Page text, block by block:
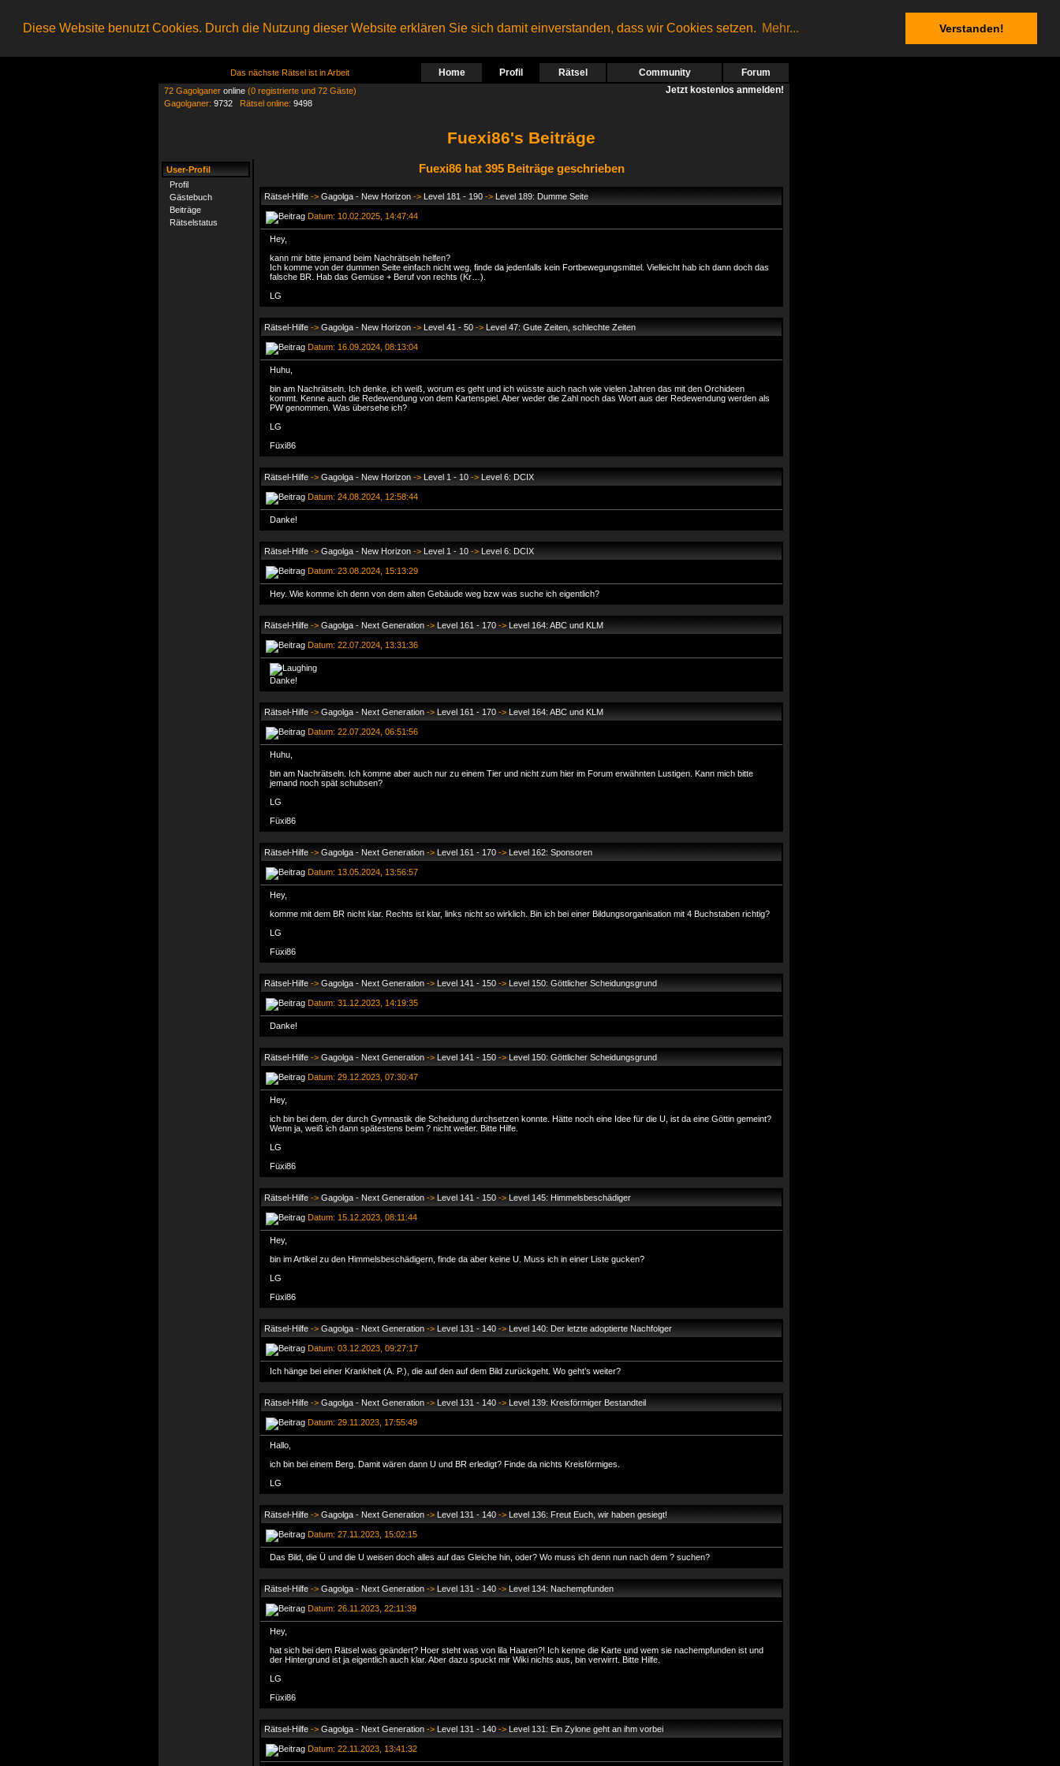
Diese Website benutzt Cookies. Durch die Nutzung dieser Website erklären Sie sich damit einverstanden, dass wir Cookies setzen. Mehr... Verstanden!
Das nächste Rätsel ist in Arbeit Home Profil Rätsel Community Forum
72 Gagolganer online (0 registrierte und 72 Gäste)
Gagolganer: 9732 Rätsel online: 9498
Jetzt kostenlos anmelden!
Fuexi86's Beiträge
User-Profil
Profil
Gästebuch
Beiträge
Rätselstatus
Fuexi86 hat 395 Beiträge geschrieben
Rätsel-Hilfe -> Gagolga - New Horizon -> Level 181 - 190 -> Level 189: Dumme Seite
Datum: 10.02.2025, 14:47:44
Hey,
kann mir bitte jemand beim Nachrätseln helfen?
Ich komme von der dummen Seite einfach nicht weg, finde da jedenfalls kein Fortbewegungsmittel. Vielleicht hab ich dann doch das
falsche BR. Hab das Gemüse + Beruf von rechts (Kr…).
LG
Rätsel-Hilfe -> Gagolga - New Horizon -> Level 41 - 50 -> Level 47: Gute Zeiten, schlechte Zeiten
Datum: 16.09.2024, 08:13:04
Huhu,
bin am Nachrätseln. Ich denke, ich weiß, worum es geht und ich wüsste auch nach wie vielen Jahren das mit den Orchideen
kommt. Kenne auch die Redewendung von dem Kartenspiel. Aber weder die Zahl noch das Wort aus der Redewendung werden als
PW genommen. Was übersehe ich?
LG
Füxi86
Rätsel-Hilfe -> Gagolga - New Horizon -> Level 1 - 10 -> Level 6: DCIX
Datum: 24.08.2024, 12:58:44
Danke!
Rätsel-Hilfe -> Gagolga - New Horizon -> Level 1 - 10 -> Level 6: DCIX
Datum: 23.08.2024, 15:13:29
Hey. Wie komme ich denn von dem alten Gebäude weg bzw was suche ich eigentlich?
Rätsel-Hilfe -> Gagolga - Next Generation -> Level 161 - 170 -> Level 164: ABC und KLM
Datum: 22.07.2024, 13:31:36
Danke!
Rätsel-Hilfe -> Gagolga - Next Generation -> Level 161 - 170 -> Level 164: ABC und KLM
Datum: 22.07.2024, 06:51:56
Huhu,
bin am Nachrätseln. Ich komme aber auch nur zu einem Tier und nicht zum hier im Forum erwähnten Lustigen. Kann mich bitte
jemand noch spät schubsen?
LG
Füxi86
Rätsel-Hilfe -> Gagolga - Next Generation -> Level 161 - 170 -> Level 162: Sponsoren
Datum: 13.05.2024, 13:56:57
Hey,
komme mit dem BR nicht klar. Rechts ist klar, links nicht so wirklich. Bin ich bei einer Bildungsorganisation mit 4 Buchstaben richtig?
LG
Füxi86
Rätsel-Hilfe -> Gagolga - Next Generation -> Level 141 - 150 -> Level 150: Göttlicher Scheidungsgrund
Datum: 31.12.2023, 14:19:35
Danke!
Rätsel-Hilfe -> Gagolga - Next Generation -> Level 141 - 150 -> Level 150: Göttlicher Scheidungsgrund
Datum: 29.12.2023, 07:30:47
Hey,
ich bin bei dem, der durch Gymnastik die Scheidung durchsetzen konnte. Hätte noch eine Idee für die U, ist da eine Göttin gemeint?
Wenn ja, weiß ich dann spätestens beim ? nicht weiter. Bitte Hilfe.
LG
Füxi86
Rätsel-Hilfe -> Gagolga - Next Generation -> Level 141 - 150 -> Level 145: Himmelsbeschädiger
Datum: 15.12.2023, 08:11:44
Hey,
bin im Artikel zu den Himmelsbeschädigern, finde da aber keine U. Muss ich in einer Liste gucken?
LG
Füxi86
Rätsel-Hilfe -> Gagolga - Next Generation -> Level 131 - 140 -> Level 140: Der letzte adoptierte Nachfolger
Datum: 03.12.2023, 09:27:17
Ich hänge bei einer Krankheit (A. P.), die auf den auf dem Bild zurückgeht. Wo geht’s weiter?
Rätsel-Hilfe -> Gagolga - Next Generation -> Level 131 - 140 -> Level 139: Kreisförmiger Bestandteil
Datum: 29.11.2023, 17:55:49
Hallo,
ich bin bei einem Berg. Damit wären dann U und BR erledigt? Finde da nichts Kreisförmiges.
LG
Rätsel-Hilfe -> Gagolga - Next Generation -> Level 131 - 140 -> Level 136: Freut Euch, wir haben gesiegt!
Datum: 27.11.2023, 15:02:15
Das Bild, die Ü und die U weisen doch alles auf das Gleiche hin, oder? Wo muss ich denn nun nach dem ? suchen?
Rätsel-Hilfe -> Gagolga - Next Generation -> Level 131 - 140 -> Level 134: Nachempfunden
Datum: 26.11.2023, 22:11:39
Hey,
hat sich bei dem Rätsel was geändert? Hoer steht was von lila Haaren?! Ich kenne die Karte und wem sie nachempfunden ist und
der Hintergrund ist ja eigentlich auch klar. Aber dazu spuckt mir Wiki nichts aus, bin verwirrt. Bitte Hilfe.
LG
Füxi86
Rätsel-Hilfe -> Gagolga - Next Generation -> Level 131 - 140 -> Level 131: Ein Zylone geht an ihm vorbei
Datum: 22.11.2023, 13:41:32